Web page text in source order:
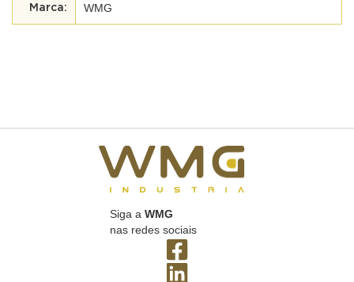
WMG
Siga a WMG
nas redes sociais